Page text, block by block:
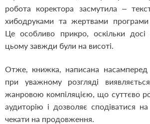
робота коректора засмутила –
хибодруками та жертвами програми
Це особливо прикро, оскільки
цьому завжди були на висоті.
Отже, книжка, написана насамперед
при уважному розгляді
жанровою компіляцією, що суттєво
аудиторію і дозволяє сподіватися
чекати на продовження.